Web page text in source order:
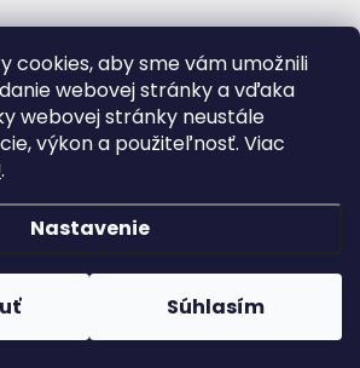
cookies, aby sme vám umožnili
webovej stránky a vďaka
webovej stránky neustále
výkon a použiteľnosť. Viac
.
Nastavenie
Súhlasím
Shoptet &
Moyo . Všetky práva vyhradené.
nastavenie cookies